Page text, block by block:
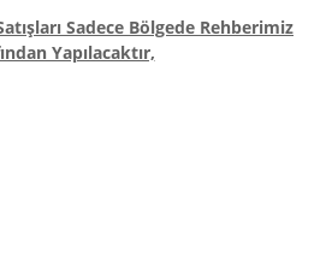
Sadece Bölgede Rehberimiz
Yapılacaktır,